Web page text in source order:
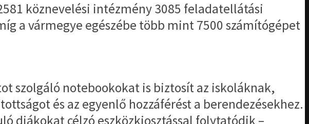
köznevelési intézmény 3085 feladatellátási
a vármegye egészébe több mint 7500 számítógépet
szolgáló notebookokat is biztosít az iskoláknak,
és az egyenlő hozzáférést a berendezésekhez.
diákokat célzó eszközkiosztással folytatódik –